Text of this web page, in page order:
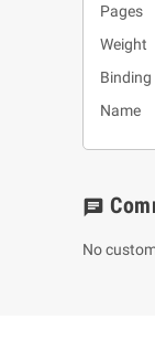
Pages
Name
chat
No